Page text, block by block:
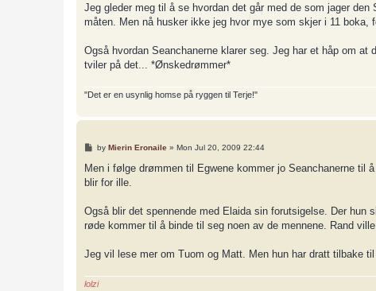
s
Jeg gleder meg til å se hvordan det går med de som jager
måten. Men nå husker ikke jeg hvor mye som skjer i 11 boka,
Også hvordan Seanchanerne klarer seg. Jeg har et håp om
tviler på det... *Ønskedrømmer*
"Det er en usynlig homse på ryggen til Terje!"
P
s
by Mierin Eronaile» Mon Jul 20, 2009 22:44
Men i følge drømmen til Egwene kommer jo Seanchanerne til
blir for ille.
Også blir det spennende med Elaida sin forutsigelse. Der hun
røde kommer til å binde til seg noen av de mennene. Rand
Jeg vil lese mer om Tuom og Matt. Men hun har dratt tilbake
lolzi